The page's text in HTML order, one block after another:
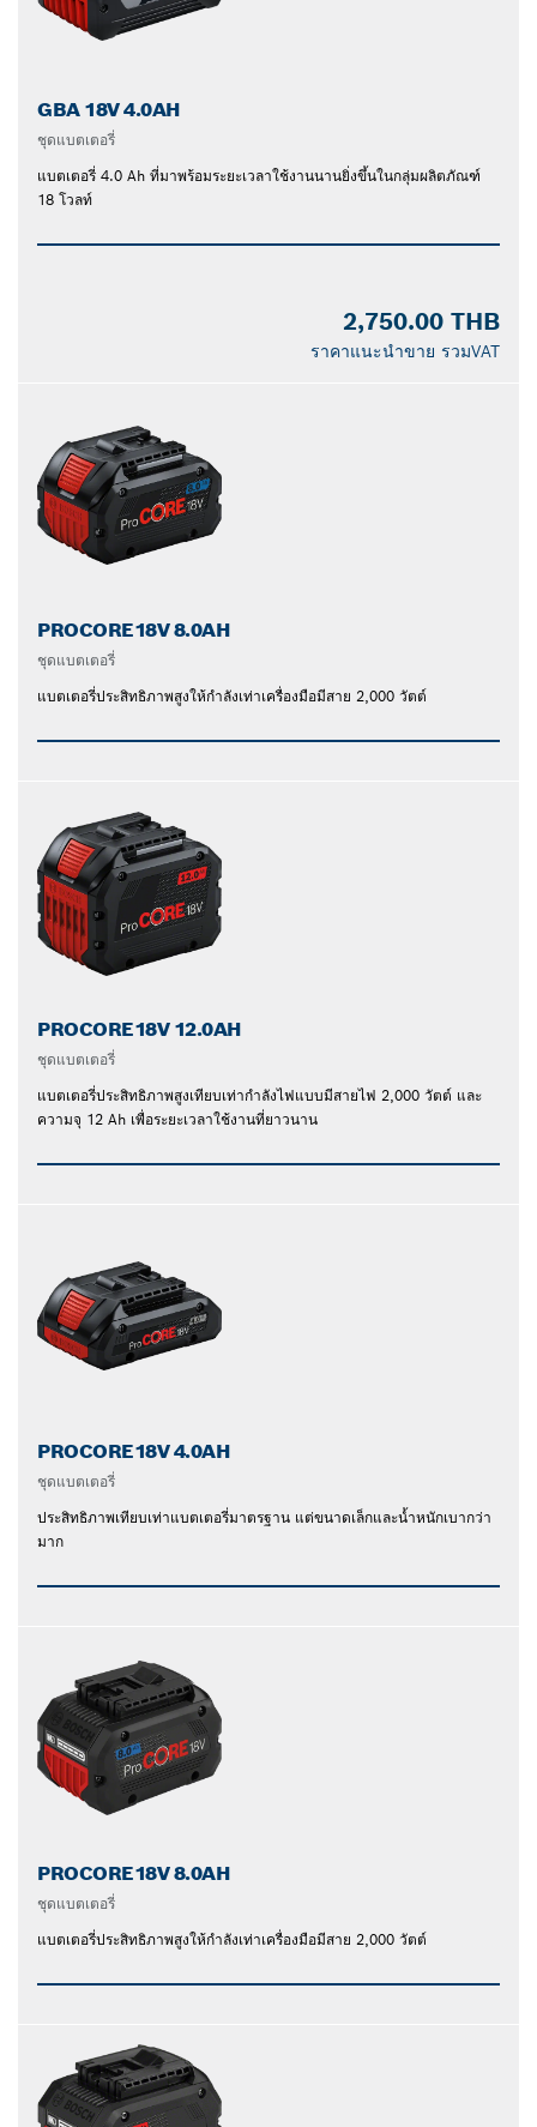
GBA 18V 4.0AH
ชุดแบตเตอรี่
แบตเตอรี่ 4.0 Ah ที่มาพร้อมระยะเวลาใช้งานนานยิ่งขึ้นในกลุ่มผลิตภัณฑ์
18 โวลท์
2,750.00 THB
ราคาแนะนำขาย รวมVAT
PROCORE18V 8.0AH
ชุดแบตเตอรี่
แบตเตอรี่ประสิทธิภาพสูงให้กำลังเท่าเครื่องมือมีสาย 2,000 วัตต์
PROCORE18V 12.0AH
ชุดแบตเตอรี่
แบตเตอรี่ประสิทธิภาพสูงเทียบเท่ากำลังไฟแบบมีสายไฟ 2,000 วัตต์ และ
ความจุ 12 Ah เพื่อระยะเวลาใช้งานที่ยาวนาน
PROCORE18V 4.0AH
ชุดแบตเตอรี่
ประสิทธิภาพเทียบเท่าแบตเตอรี่มาตรฐาน แต่ขนาดเล็กและน้ำหนักเบากว่า
มาก
PROCORE18V 8.0AH
ชุดแบตเตอรี่
แบตเตอรี่ประสิทธิภาพสูงให้กำลังเท่าเครื่องมือมีสาย 2,000 วัตต์